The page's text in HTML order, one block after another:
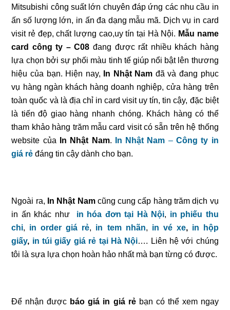
Mitsubishi công suất lớn chuyên đáp ứng các nhu cầu in
ấn số lượng lớn, in ấn đa dạng mẫu mã. Dịch vụ in card
visit rẻ đẹp, chất lượng cao,uy tín tại Hà Nội. Mẫu name
card công ty – C08 đang được rất nhiều khách hàng
lựa chọn bởi sự phối màu tinh tế giúp nổi bật lên thương
hiệu của bạn. Hiện nay,
In Nhật Nam đã và đang phục
vụ hàng ngàn khách hàng doanh nghiệp, cửa hàng trên
toàn quốc và là địa chỉ in card visit uy tín, tin cậy, đặc biệt
là tiến độ giao hàng nhanh chóng. Khách hàng có thể
tham khảo hàng trăm mẫu card visit có sẵn trên hệ thống
website của
In Nhật Nam. In Nhật Nam –Công ty in
giá rẻ đáng tin cậy dành cho bạn.
Ngoài ra, In Nhật Namcũng cung cấp hàng trăm dịch vụ
in ấn khác như
in hóa đơn tại Hà Nội, in phiếu thu
chi, in order giá rẻ, in tem nhãn, in vé xe, in hộp
giấy, in túi giấy giá rẻ tại Hà Nội…. Liên hệ với chúng
tôi là sựa lựa chọn hoàn hảo nhất mà bạn từng có được.
Để nhận được báo giá in giá rẻ bạn có thể xem ngay